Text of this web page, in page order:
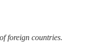
foreign countries.